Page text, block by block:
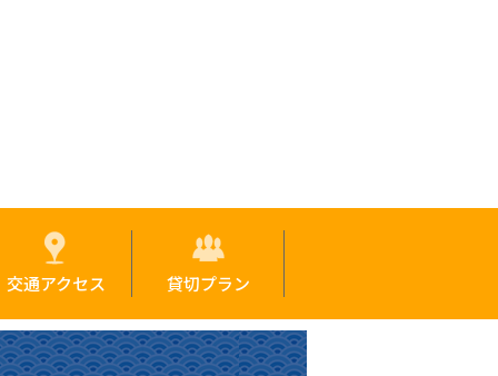
交通アクセス 貸切プラン